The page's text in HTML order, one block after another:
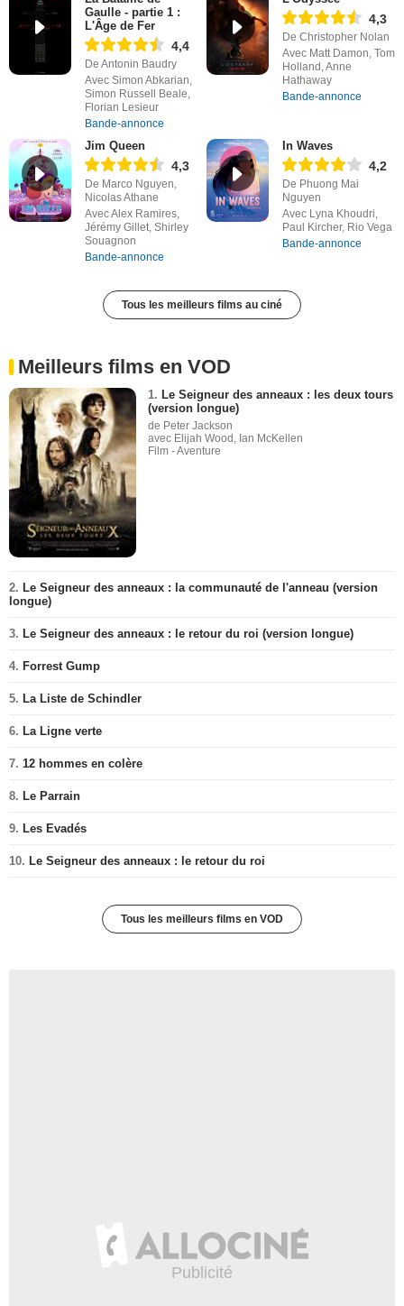
Gaulle - partie 1 :
L'Âge de Fer
4,4
De Antonin Baudry
Avec Simon Abkarian,
Simon Russell Beale,
Florian Lesieur
Bande-annonce
4,3
De Christopher Nolan
Avec Matt Damon, Tom
Holland, Anne
Hathaway
Bande-annonce
Jim Queen
4,3
De Marco Nguyen,
Nicolas Athane
Avec Alex Ramires,
Jérémy Gillet, Shirley
Souagnon
Bande-annonce
In Waves
4,2
De Phuong Mai
Nguyen
Avec Lyna Khoudri,
Paul Kircher, Rio Vega
Bande-annonce
Tous les meilleurs films au ciné
Meilleurs films en VOD
1. Le Seigneur des anneaux : les deux tours
(version longue)
de Peter Jackson
avec Elijah Wood, Ian McKellen
Film - Aventure
2. Le Seigneur des anneaux : la communauté de l'anneau (version
longue)
3. Le Seigneur des anneaux : le retour du roi (version longue)
4. Forrest Gump
5. La Liste de Schindler
6. La Ligne verte
7. 12 hommes en colère
8. Le Parrain
9. Les Evadés
10. Le Seigneur des anneaux : le retour du roi
Tous les meilleurs films en VOD